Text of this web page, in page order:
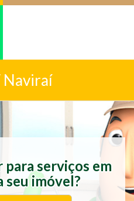
serviços em
seu imóvel?